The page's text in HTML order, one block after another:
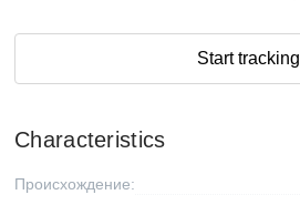
Start tracking
Characteristics
Происхождение: